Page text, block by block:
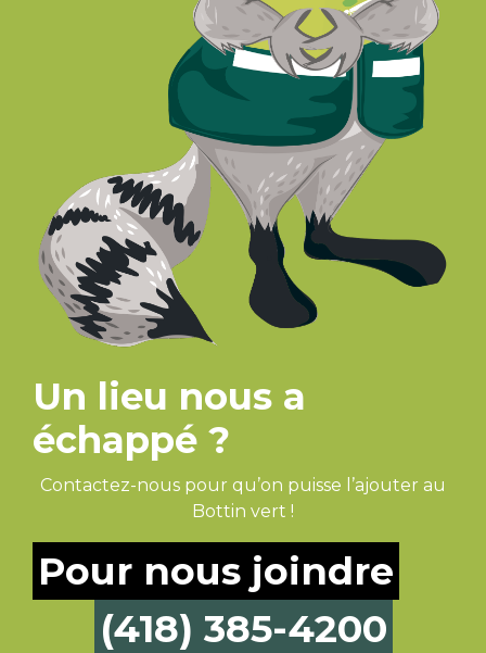
Un lieu nous a
échappé ?
Contactez-nous pour qu’on puisse l’ajouter au
Bottin vert !
Pour nous joindre
(418) 385-4200